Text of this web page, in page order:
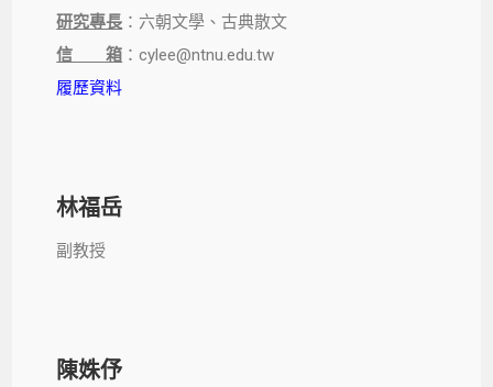
研究專長 ：六朝文學、古典散文
信 箱 ：cylee@ntnu.edu.tw
履歷資料
林福岳
副教授
陳姝伃